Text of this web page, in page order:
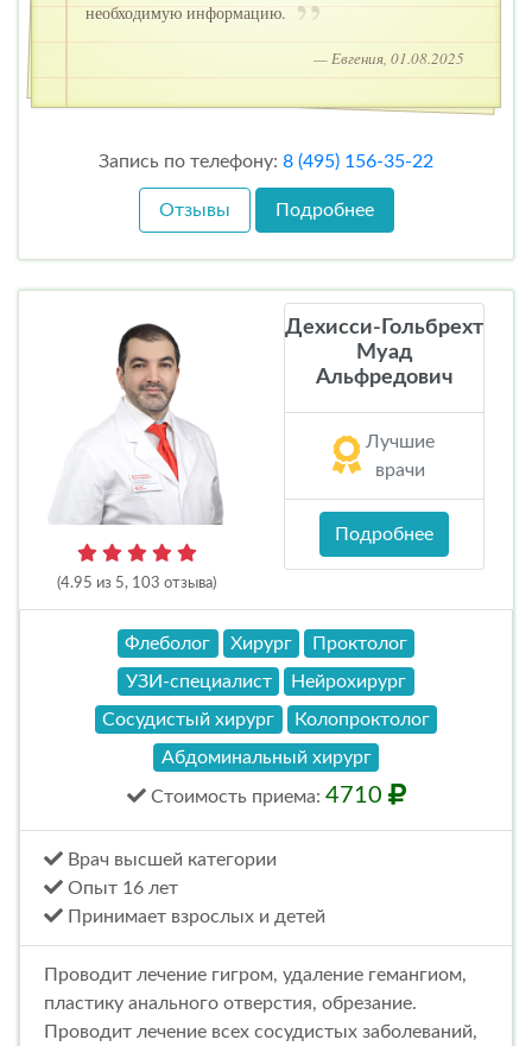
необходимую информацию.
— Евгения, 01.08.2025
Запись по телефону: 8 (495) 156-35-22
Отзывы Подробнее
(4.95 из 5, 103 отзыва)
Дехисси-Гольбрехт
Муад
Альфредович
Лучшие
врачи
Подробнее
Флеболог Хирург
Проктолог
УЗИ-специалист
Нейрохирург
Сосудистый хирург
Колопроктолог
Абдоминальный хирург
Стоимость приема: 4710
Врач высшей категории
Опыт 16 лет
Принимает взрослых и детей
Проводит лечение гигром, удаление гемангиом,
пластику анального отверстия, обрезание.
Проводит лечение всех сосудистых заболеваний,